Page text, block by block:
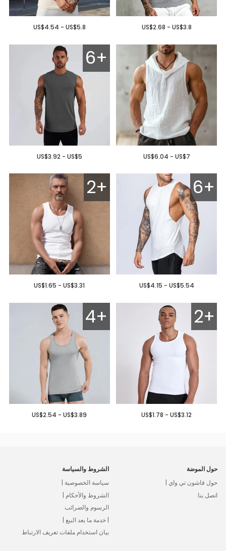
US$2.68 - US$3.8
US$4.54 - US$5.8
US$6.04 - US$7
6+
US$3.92 - US$5
6+
US$4.15 - US$5.54
2+
US$1.65 - US$3.31
2+
US$1.78 - US$3.12
4+
US$2.54 - US$3.89
حول الموضة
حول فاشون تي واي |
اتصل بنا
الشروط والسياسة
سياسة الخصوصية |
الشروط والأحكام |
الرسوم والضرائب
| خدمة ما بعد البيع |
بيان استخدام ملفات تعريف الارتباط